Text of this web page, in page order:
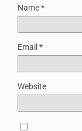
Name*
Email *
Website